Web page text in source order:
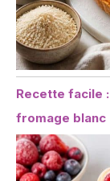
Recette facile
fromage blanc